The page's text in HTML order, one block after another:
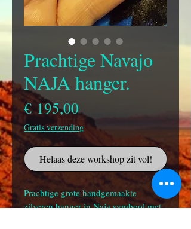
Prachtige Navajo
NAJA hanger.
€ 195,00Prijs
Gratis verzending
Helaas deze workshop zit vol!
Prachtige grote handgemaakte
zilveren hanger in Naja symbool met